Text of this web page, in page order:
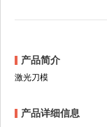
产品简介
激光刀模
产品详细信息